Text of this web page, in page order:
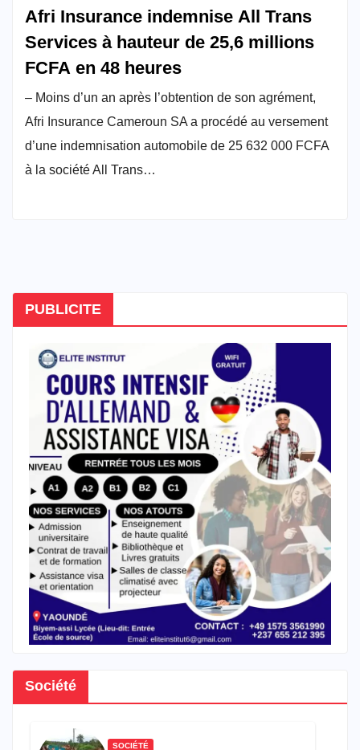
Afri Insurance indemnise All Trans
Services à hauteur de 25,6 millions
FCFA en 48 heures
– Moins d’un an après l’obtention de son agrément,
Afri Insurance Cameroun SA a procédé au versement
d’une indemnisation automobile de 25 632 000 FCFA
à la société All Trans…
PUBLICITE
Société
SOCIÉTÉ